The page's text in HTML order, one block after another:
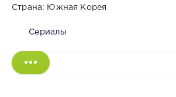
Страна: Южная Корея
Сериалы